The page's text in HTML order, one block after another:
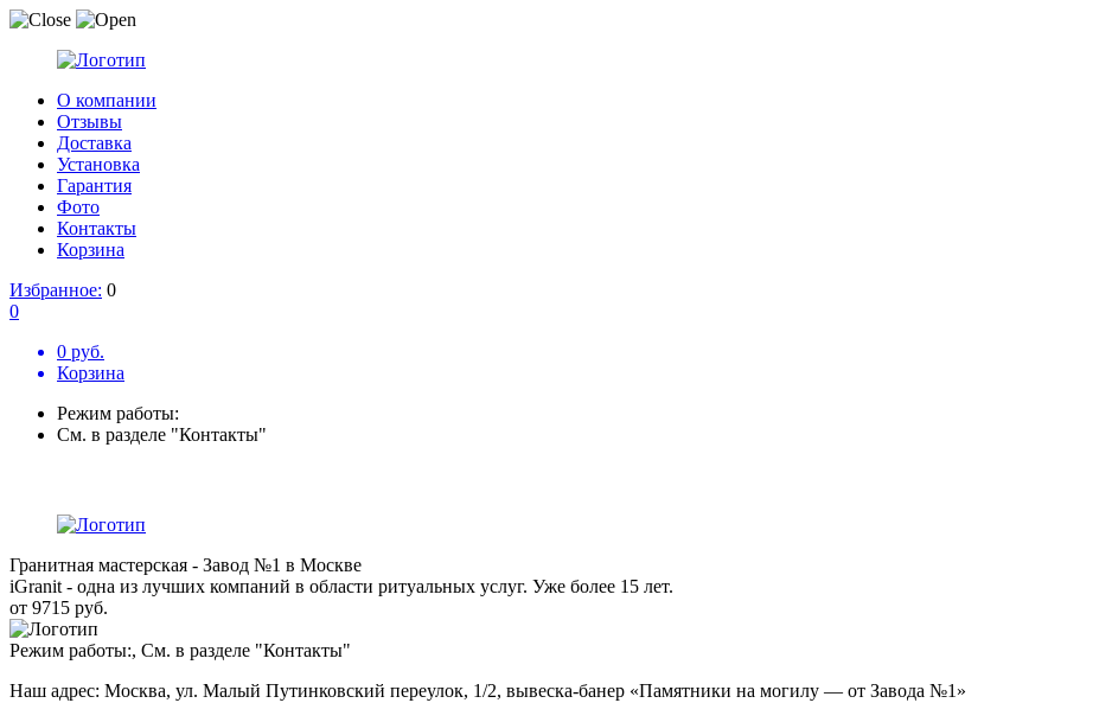
О компании
Отзывы
Доставка
Установка
Гарантия
Фото
Контакты
Корзина
Избранное: 0
0
0 руб.
Корзина
Режим работы:
См. в разделе "Контакты"
Гранитная мастерская - Завод №1 в Москве
iGranit - одна из лучших компаний в области ритуальных услуг. Уже более 15 лет.
от 9715 руб.
Режим работы:, См. в разделе "Контакты"
Наш адрес: Москва, ул. Малый Путинковский переулок, 1/2, вывеска-банер «Памятники на могилу — от Завода №1»